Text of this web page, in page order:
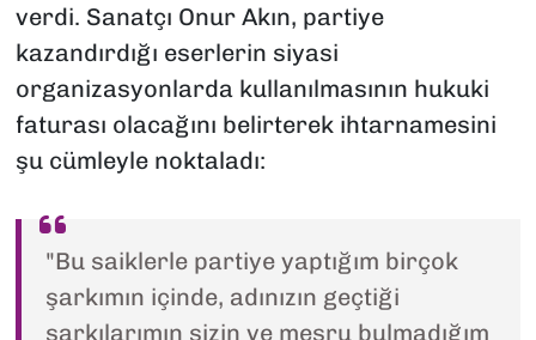
verdi. Sanatçı Onur Akın, partiye
kazandırdığı eserlerin siyasi
organizasyonlarda kullanılmasının hukuki
faturası olacağını belirterek ihtarnamesini
şu cümleyle noktaladı:
"Bu saiklerle partiye yaptığım birçok
şarkımın içinde, adınızın geçtiği
şarkılarımın sizin ve meşru bulmadığım